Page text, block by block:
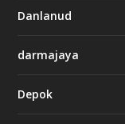
Danlanud
darmajaya
Depok